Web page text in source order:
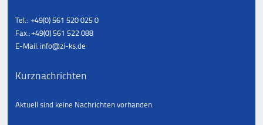
Tel.: +49(0) 561 520 025 0
Fax.: +49(0) 561 522 088
E-Mail: info@zi-ks.de
Kurznachrichten
Aktuell sind keine Nachrichten vorhanden.